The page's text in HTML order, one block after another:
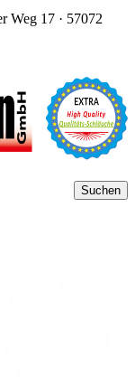
Weg 17 · 57072